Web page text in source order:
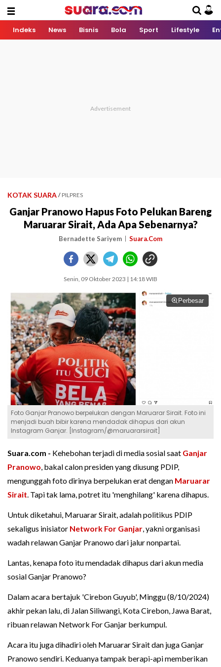
Indeks News Bisnis Bola Sport Lifestyle
KOTAK SUARA / PILPRES
Ganjar Pranowo Hapus Foto Pelukan Bareng
Maruarar Sirait, Ada Apa Sebenarnya?
Bernadette Sariyem Suara.Com
Senin, 09 Oktober 2023 | 14:18 WIB
Perbesar
Foto Ganjar Pranowo berpelukan dengan Maruarar Sirait. Foto ini
menjadi buah bibir karena mendadak dihapus dari akun
Instagram Ganjar. [Instagram/@maruararsirait]
Suara.com - Kehebohan terjadi di media sosial saat Ganjar
Pranowo, bakal calon presiden yang diusung PDIP,
mengunggah foto dirinya berpelukan erat dengan Maruarar
Sirait. Tapi tak lama, potret itu 'menghilang' karena dihapus.
Untuk diketahui, Maruarar Sirait, adalah politikus PDIP
sekaligus inisiator Network For Ganjar, yakni organisasi
wadah relawan Ganjar Pranowo dari jalur nonpartai.
Lantas, kenapa foto itu mendadak dihapus dari akun media
sosial Ganjar Pranowo?
Dalam acara bertajuk 'Cirebon Guyub', Minggu (8/10/2024)
akhir pekan lalu, di Jalan Siliwangi, Kota Cirebon, Jawa Barat,
ribuan relawan Network For Ganjar berkumpul.
Acara itu juga dihadiri oleh Maruarar Sirait dan juga Ganjar
Pranowo sendiri. Keduanya tampak berapi-api memberikan